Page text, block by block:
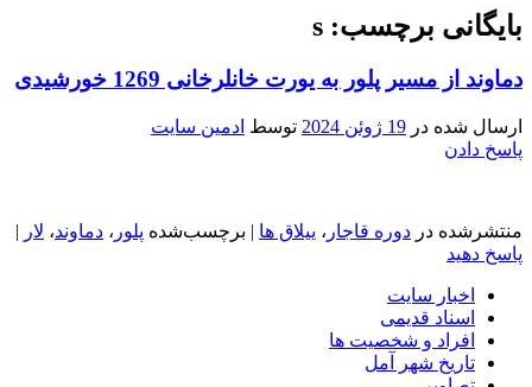
بایگانی برچسب: s
دماوند از مسیر پلور به یورت خانلرخانی 1269 خورشیدی
ارسال شده در 19 ژوئن 2024 توسط ادمین سایت
پاسخ دادن
منتشرشده در دوره قاجار ، ییلاق ها | برچسب‌شده پلور ، دماوند، لار |
پاسخ دهید
اخبار سایت
اسناد قدیمی
افراد و شخصیت ها
تاریخ شهر آمل